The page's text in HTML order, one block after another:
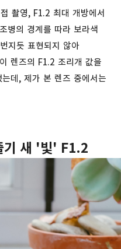
촬영, F1.2 최대 개방에서
병의 경계를 따라 보라색
지듯 표현되지 않아
렌즈의 F1.2 조리개 값을
데, 제가 본 렌즈 중에서는
기 새 '빛' F1.2